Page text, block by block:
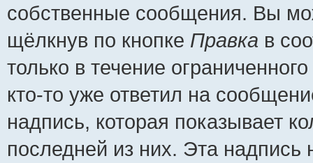
собственные сообщения. Вы
щёлкнув по кнопке Правка в
только в течение
кто-то уже ответил на
надпись, которая показывает
последней из них. Эта